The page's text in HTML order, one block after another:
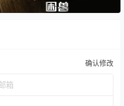
确认修改